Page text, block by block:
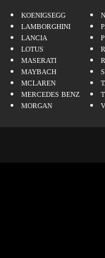
KOENIGSEGG
LAMBORGHINI
LANCIA
LOTUS
MASERATI
MAYBACH
MCLAREN
MERCEDES BENZ
MORGAN